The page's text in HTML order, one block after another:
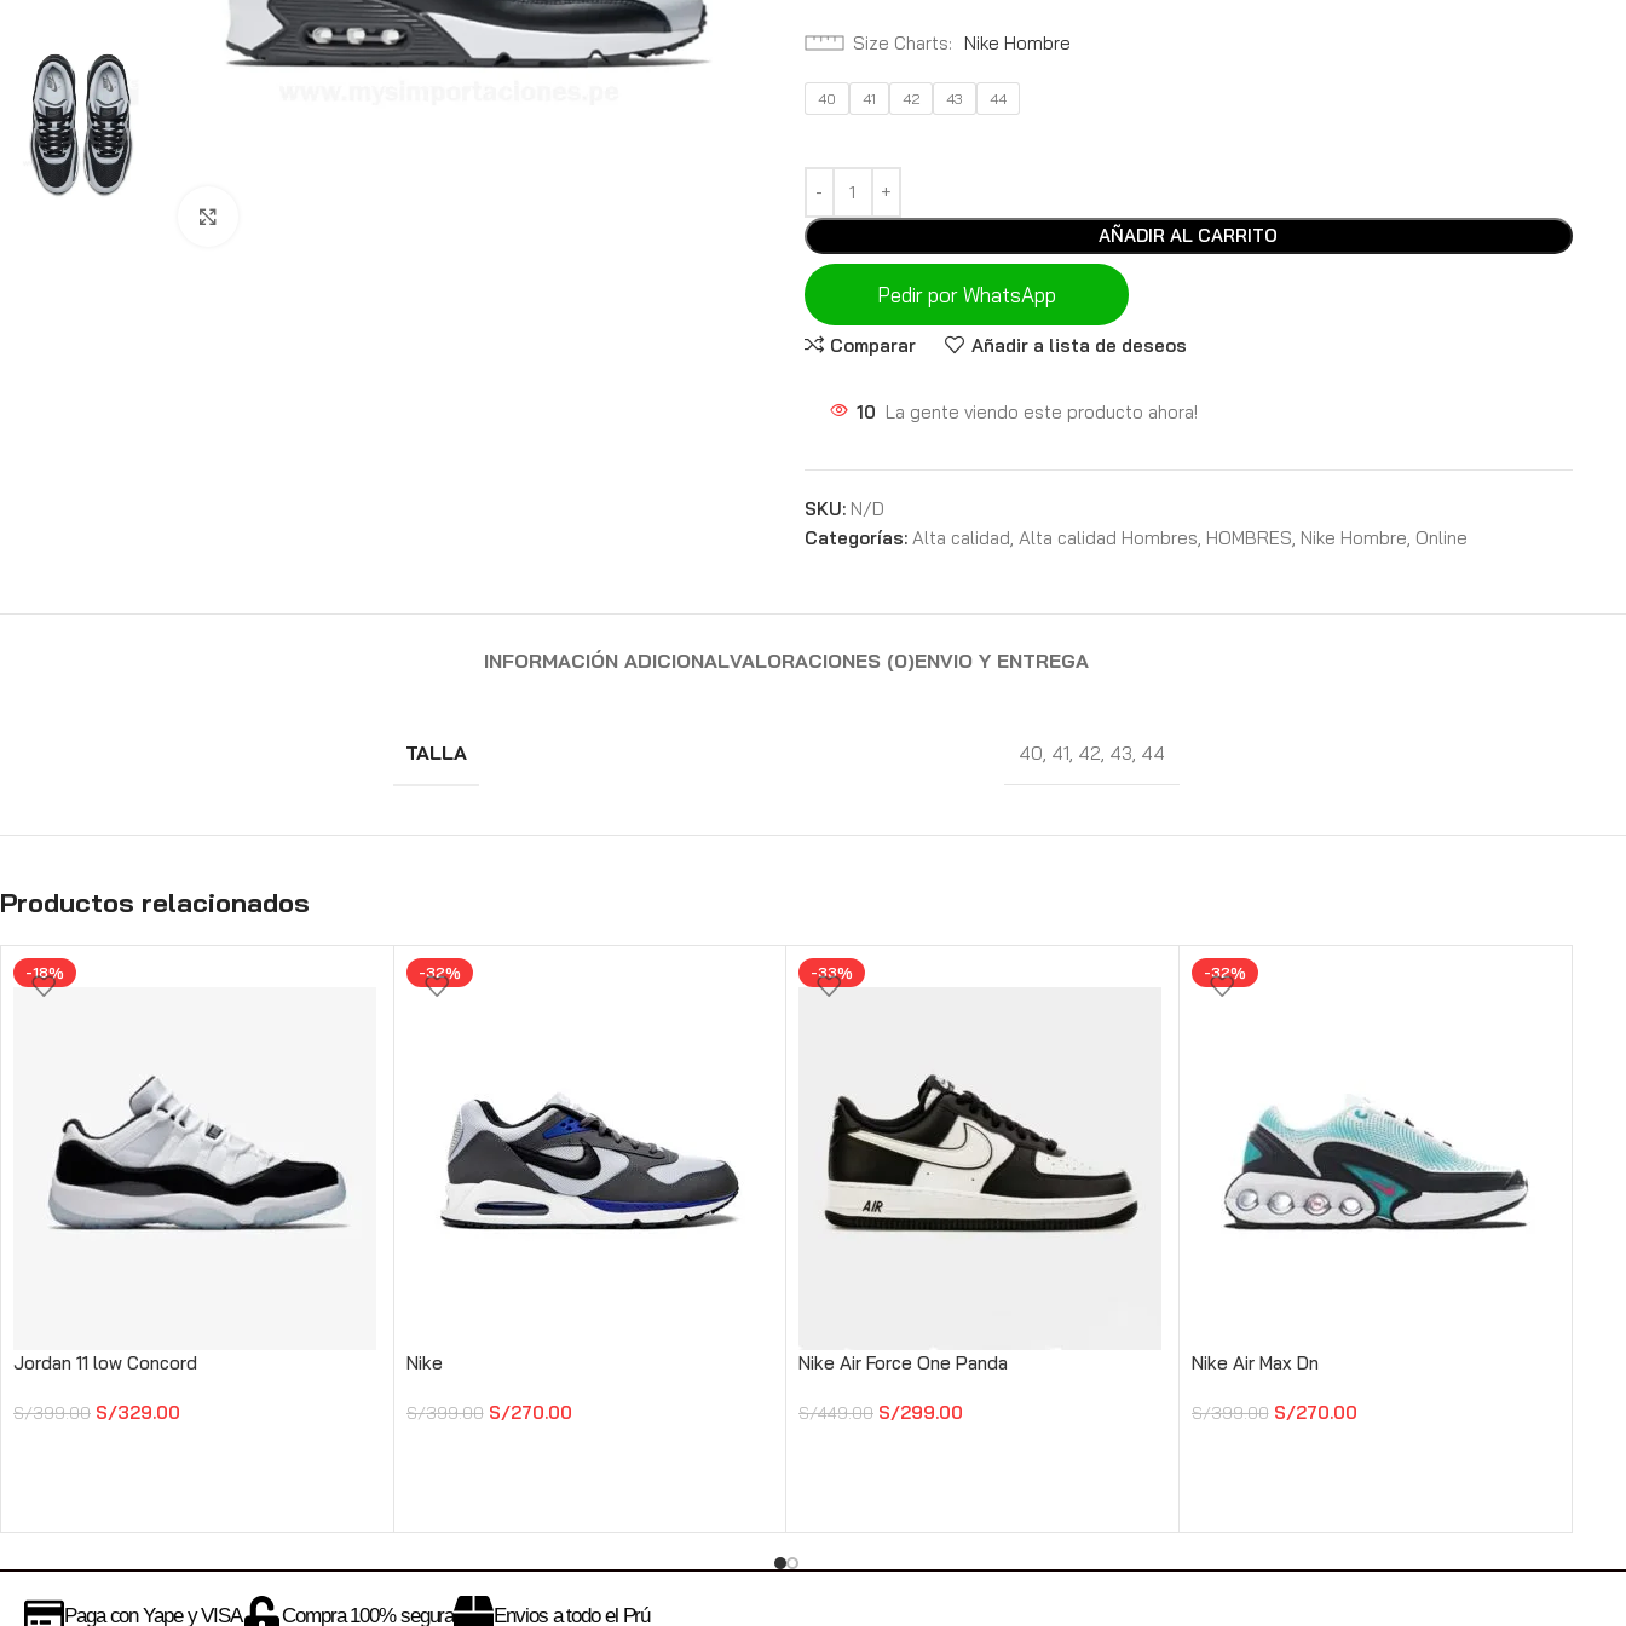
Size Charts Nike Hombre
40 41 42 43 44
AÑADIR AL CARRITO
Pedir por WhatsApp
Comparar Añadir a lista de deseos
10 La gente viendo este producto ahora!
SKU: N/D
Categorías: Alta calidad, Alta calidad Hombres, HOMBRES, Nike Hombre, Online
INFORMACIÓN ADICIONALVALORACIONES (0)ENVIO Y ENTREGA
TALLA 40, 41, 42, 43, 44
Productos relacionados
-18%
Jordan 11 low Concord
S/399.00 S/329.00
-32%
Nike
S/399.00 S/270.00
-33%
Nike Air Force One Panda
S/449.00 S/299.00
-32%
Nike Air Max Dn
S/399.00 S/270.00
Paga con Yape y VISA Compra 100% segura Envios a todo el Prú